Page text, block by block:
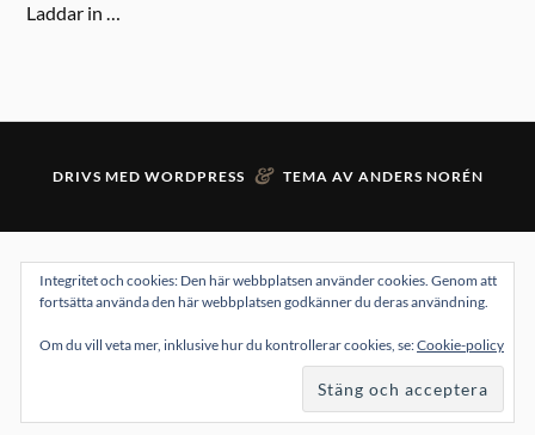
Laddar in …
DRIVS MED WORDPRESS & TEMA AV ANDERS NORÉN
Integritet och cookies: Den här webbplatsen använder cookies. Genom att
fortsätta använda den här webbplatsen godkänner du deras användning.
Om du vill veta mer, inklusive hur du kontrollerar cookies, se:Cookie-policy